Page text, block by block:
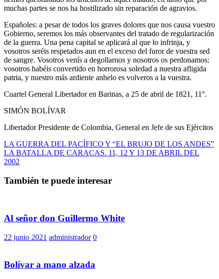
muchas partes se nos ha hostilizado sin reparación de agravios.
Españoles: a pesar de todos los graves dolores que nos causa vuestro
Gobierno, seremos los más observantes del tratado de regularización
de la guerra. Una pena capital se aplicará al que lo in­frinja, y
vosotros seréis respetados aun en el exceso del furor de vuestra sed
de sangre. Vosotros venís a degollarnos y nosotros os perdonamos:
vosotros habéis convertido en horrorosa soledad a nuestra afligida
patria, y nuestro más ardiente anhelo es volveros a la vuestra.
Cuartel General Libertador en Barinas, a 25 de abril de 1821, 11°.
SIMÓN BOLÍVAR
Libertador Presidente de Colombia, General en Jefe de sus Ejércitos
Navegación
de
entradas
LA GUERRA DEL PACÍFICO Y “EL BRUJO DE LOS ANDES”
LA BATALLA DE CARACAS. 11, 12 Y 13 DE ABRIL DEL
2002
También te puede interesar
Al señor don Guillermo White
22 junio 2021 administrador 0
Bolívar a mano alzada